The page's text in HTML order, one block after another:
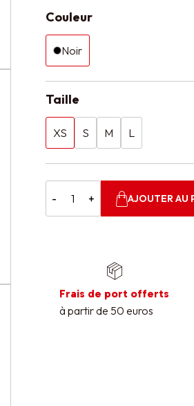
Couleur
Noir
Taille
XS S M L
- + AJOUTER AU
Frais de port offerts
à partir de 50 euros